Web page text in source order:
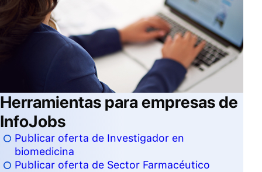
Herramientas para empresas de
InfoJobs
Publicar oferta de Investigador en
biomedicina
Publicar oferta de Sector Farmacéutico